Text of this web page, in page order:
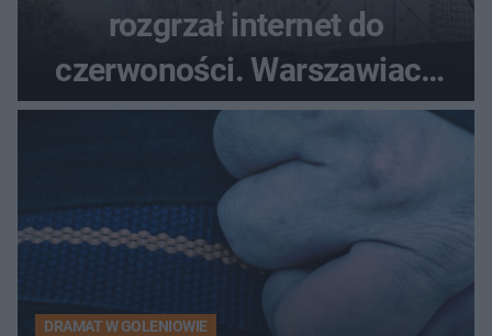
rozgrzał internet do
czerwoności. Warszawiacy
pytali, czy to Mad Max!
DRAMAT W GOLENIOWIE